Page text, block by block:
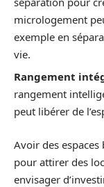
micrologement
exemple en
vie.
Rangement
rangement
peut libérer de
Avoir des
pour attirer des
envisager